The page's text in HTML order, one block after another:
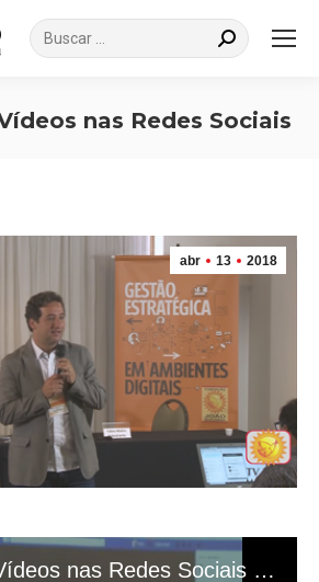
Search:
nas Redes Sociais
abr 13 2018